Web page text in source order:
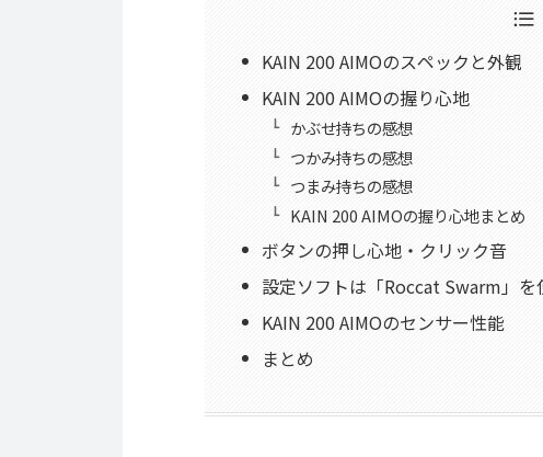
KAIN 200 AIMOのスペックと外観
KAIN 200 AIMOの握り心地
かぶせ持ちの感想
つかみ持ちの感想
つまみ持ちの感想
KAIN 200 AIMOの握り心地まとめ
ボタンの押し心地・クリック音
設定ソフトは「Roccat Swarm」を
KAIN 200 AIMOのセンサー性能
まとめ